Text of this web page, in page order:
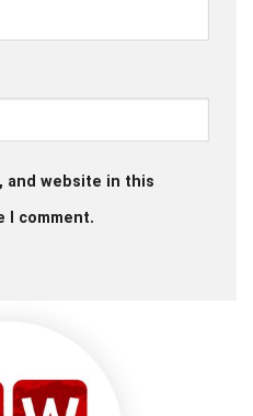
and website in this
comment.